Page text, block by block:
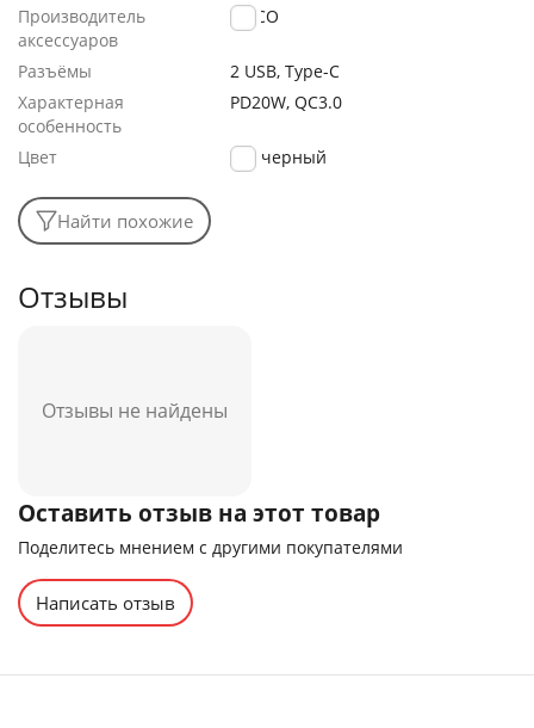
Производитель
аксессуаров
HOCO
Разъёмы
2 USB, Type-C
Характерная
особенность
PD20W, QC3.0
Цвет черный
Найти похожие
Отзывы
Отзывы не найдены
Оставить отзыв на этот товар
Поделитесь мнением с другими покупателями
Написать отзыв